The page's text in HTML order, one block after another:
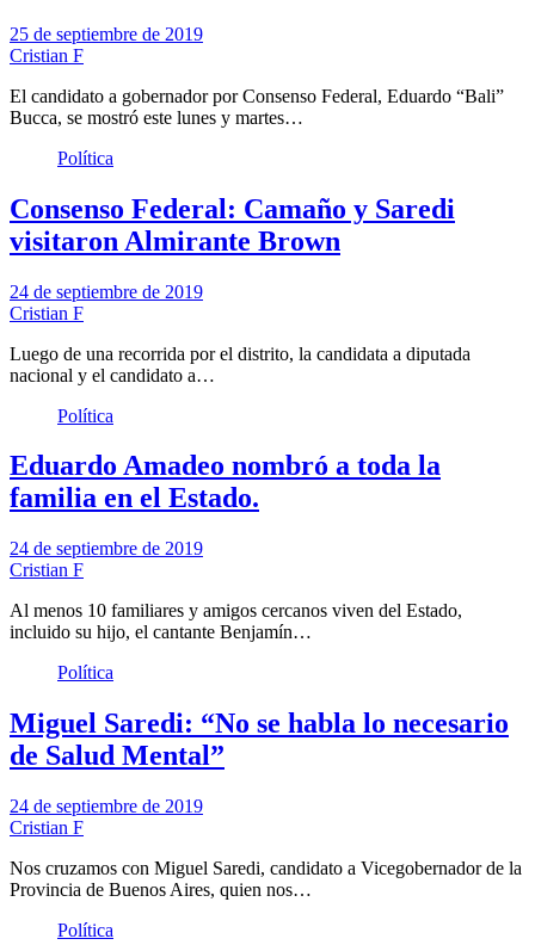
25 de septiembre de 2019
Cristian F
El candidato a gobernador por Consenso Federal, Eduardo “Bali”
Bucca, se mostró este lunes y martes…
Política
Consenso Federal: Camaño y Saredi
visitaron Almirante Brown
24 de septiembre de 2019
Cristian F
Luego de una recorrida por el distrito, la candidata a diputada
nacional y el candidato a…
Política
Eduardo Amadeo nombró a toda la
familia en el Estado.
24 de septiembre de 2019
Cristian F
Al menos 10 familiares y amigos cercanos viven del Estado,
incluido su hijo, el cantante Benjamín…
Política
Miguel Saredi: “No se habla lo necesario
de Salud Mental”
24 de septiembre de 2019
Cristian F
Nos cruzamos con Miguel Saredi, candidato a Vicegobernador de la
Provincia de Buenos Aires, quien nos…
Política